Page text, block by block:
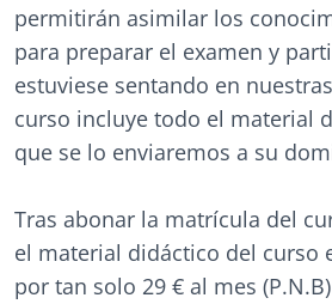
permitirán asimilar los cono
para preparar el examen y
estuviese sentando en
curso incluye todo el material
que se lo enviaremos a su
Tras abonar la matrícula del
el material didáctico del curso
por tan solo 29 € al mes